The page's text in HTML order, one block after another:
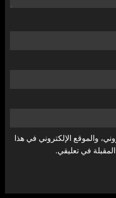
والموقع الإلكتروني في هذا
في تعليقي.